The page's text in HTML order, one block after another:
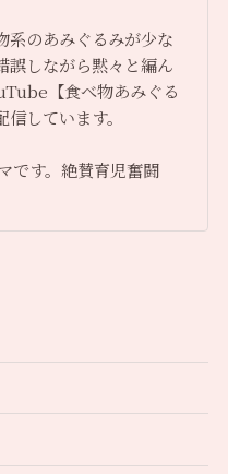
系のあみぐるみが少な
誤しながら黙々と編ん
【食べ物あみぐる
しています。
です。絶賛育児奮闘